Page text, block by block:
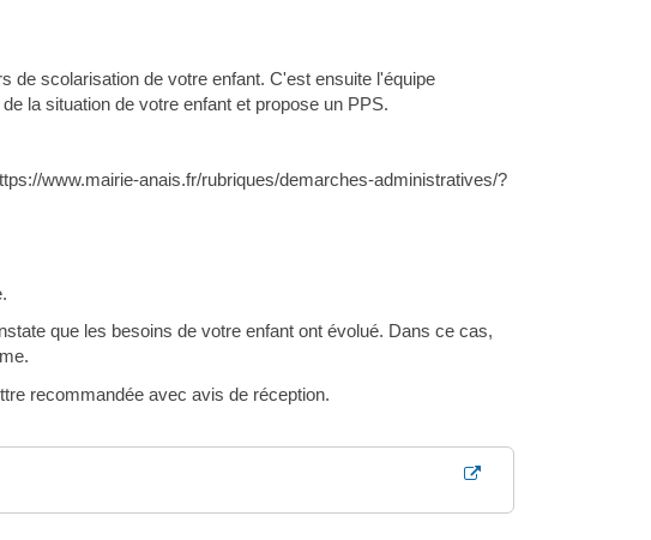
de scolarisation de votre enfant. C'est ensuite l'équipe
la situation de votre enfant et propose un PPS.
www.mairie-anais.fr/rubriques/demarches-administratives/?
que les besoins de votre enfant ont évolué. Dans ce cas,
recommandée avec avis de réception.